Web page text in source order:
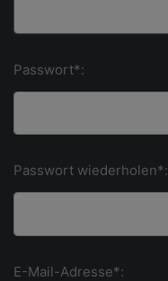
Passwort*:
Passwort wiederholen*:
E-Mail-Adresse*: